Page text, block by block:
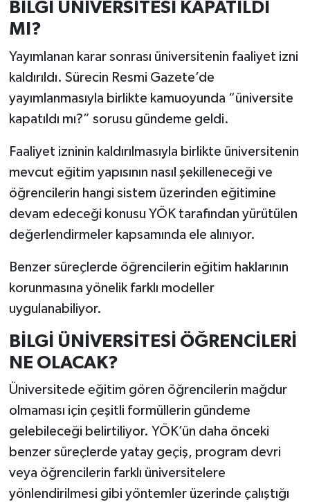
BİLGİ ÜNİVERSİTESİ KAPATILDI
MI?
Yayımlanan karar sonrası üniversitenin faaliyet izni
kaldırıldı. Sürecin Resmi Gazete’de
yayımlanmasıyla birlikte kamuoyunda “üniversite
kapatıldı mı?” sorusu gündeme geldi.
Faaliyet izninin kaldırılmasıyla birlikte üniversitenin
mevcut eğitim yapısının nasıl şekilleneceği ve
öğrencilerin hangi sistem üzerinden eğitimine
devam edeceği konusu YÖK tarafından yürütülen
değerlendirmeler kapsamında ele alınıyor.
Benzer süreçlerde öğrencilerin eğitim haklarının
korunmasına yönelik farklı modeller
uygulanabiliyor.
BİLGİ ÜNİVERSİTESİ ÖĞRENCİLERİ
NE OLACAK?
Üniversitede eğitim gören öğrencilerin mağdur
olmaması için çeşitli formüllerin gündeme
gelebileceği belirtiliyor. YÖK’ün daha önceki
benzer süreçlerde yatay geçiş, program devri
veya öğrencilerin farklı üniversitelere
yönlendirilmesi gibi yöntemler üzerinde çalıştığı